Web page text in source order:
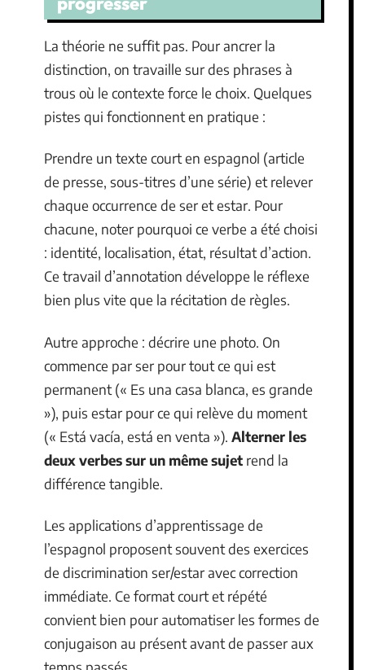
La théorie ne suffit pas. Pour ancrer la
distinction, on travaille sur des phrases à
trous où le contexte force le choix. Quelques
pistes qui fonctionnent en pratique :
Prendre un texte court en espagnol (article
de presse, sous-titres d’une série) et relever
chaque occurrence de ser et estar. Pour
chacune, noter pourquoi ce verbe a été choisi
: identité, localisation, état, résultat d’action.
Ce travail d’annotation développe le réflexe
bien plus vite que la récitation de règles.
Autre approche : décrire une photo. On
commence par ser pour tout ce qui est
permanent (« Es una casa blanca, es grande
»), puis estar pour ce qui relève du moment
(« Está vacía, está en venta »). Alterner les
deux verbes sur un même sujet rend la
différence tangible.
Les applications d’apprentissage de
l’espagnol proposent souvent des exercices
de discrimination ser/estar avec correction
immédiate. Ce format court et répété
convient bien pour automatiser les formes de
conjugaison au présent avant de passer aux